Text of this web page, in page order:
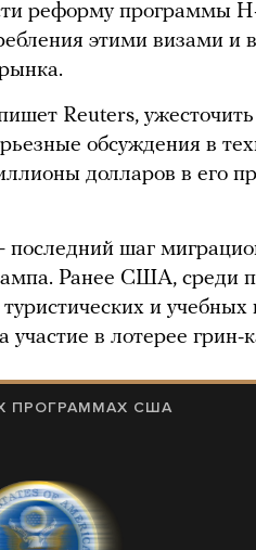
реформу программы
этими визами и
Reuters,
обсуждения в
долларов в его
шаг
Ранее США, среди
и учебных
участие в лотерее грин-
ПРОГРАММАХ США